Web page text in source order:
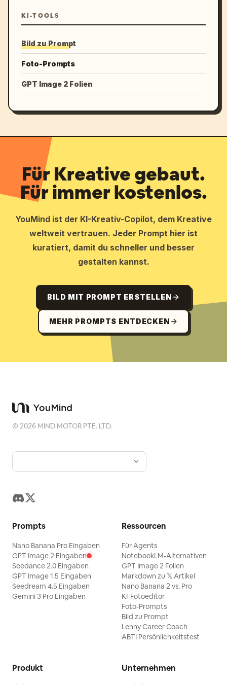
KI-TOOLS
Bild zu Prompt
Foto-Prompts
GPT Image 2 Folien
Für Kreative gebaut.
Für immer kostenlos.
YouMind ist der KI-Kreativ-Copilot, dem Kreative
weltweit vertrauen. Jeder Prompt hier ist
kuratiert, damit du schneller und besser
gestalten kannst.
BILD MIT PROMPT ERSTELLEN
MEHR PROMPTS ENTDECKEN
©2026 MIND MOTOR PTE. LTD.
Prompts
Nano Banana Pro Eingaben
GPT Image 2 Eingaben
Seedance 2.0 Eingaben
GPT Image 1.5 Eingaben
Seedream 4.5 Eingaben
Gemini 3 Pro Eingaben
Ressourcen
Für Agents
NotebookLM-Alternativen
GPT Image 2 Folien
Markdown zu 𝕏 Artikel
Nano Banana 2 vs. Pro
KI-Fotoeditor
Foto-Prompts
Bild zu Prompt
Lenny Career Coach
ABTI Persönlichkeitstest
Produkt Unternehmen